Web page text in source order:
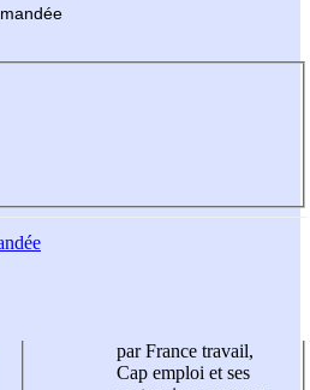
par France travail,
Cap emploi et ses